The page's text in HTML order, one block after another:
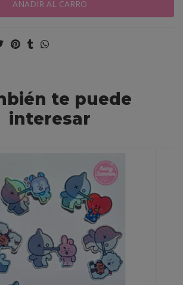
te puede
interesar